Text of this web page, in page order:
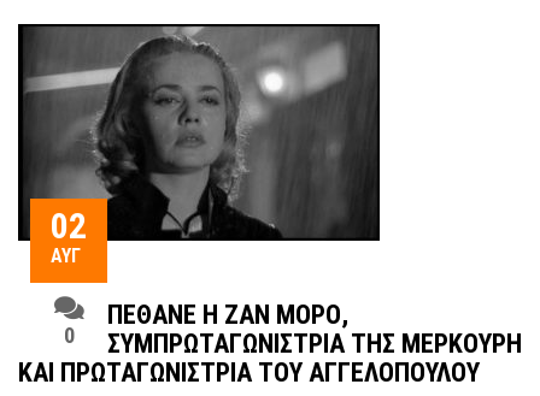
02
ΑΥΓ
0
ΠΈΘΑΝΕ Η ΖΑΝ ΜΟΡΌ,
ΣΥΜΠΡΩΤΑΓΩΝΊΣΤΡΙΑ ΤΗΣ ΜΕΡΚΟΎΡΗ
ΚΑΙ ΠΡΩΤΑΓΩΝΊΣΤΡΙΑ ΤΟΥ ΑΓΓΕΛΌΠΟΥΛΟΥ